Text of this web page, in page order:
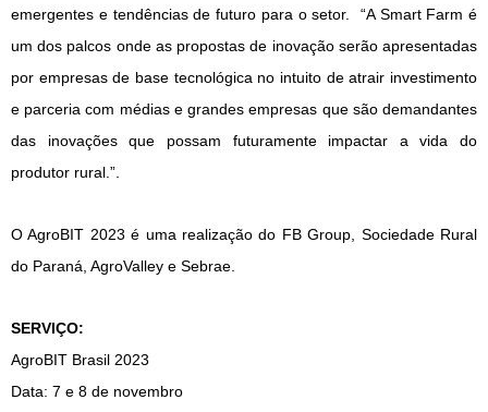
emergentes e tendências de futuro para o setor. “A Smart Farm é
um dos palcos onde as propostas de inovação serão apresentadas
por empresas de base tecnológica no intuito de atrair investimento
e parceria com médias e grandes empresas que são demandantes
das inovações que possam futuramente impactar a vida do
produtor rural.”.
O AgroBIT 2023 é uma realização do FB Group, Sociedade Rural
do Paraná, AgroValley e Sebrae.
SERVIÇO:
AgroBIT Brasil 2023
Data: 7 e 8 de novembro